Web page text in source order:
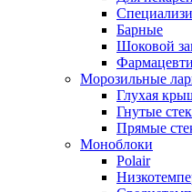
Барные
Шоковой
Морозильные
Глухая
Гнутые
Прямые
Моноблоки
Polair